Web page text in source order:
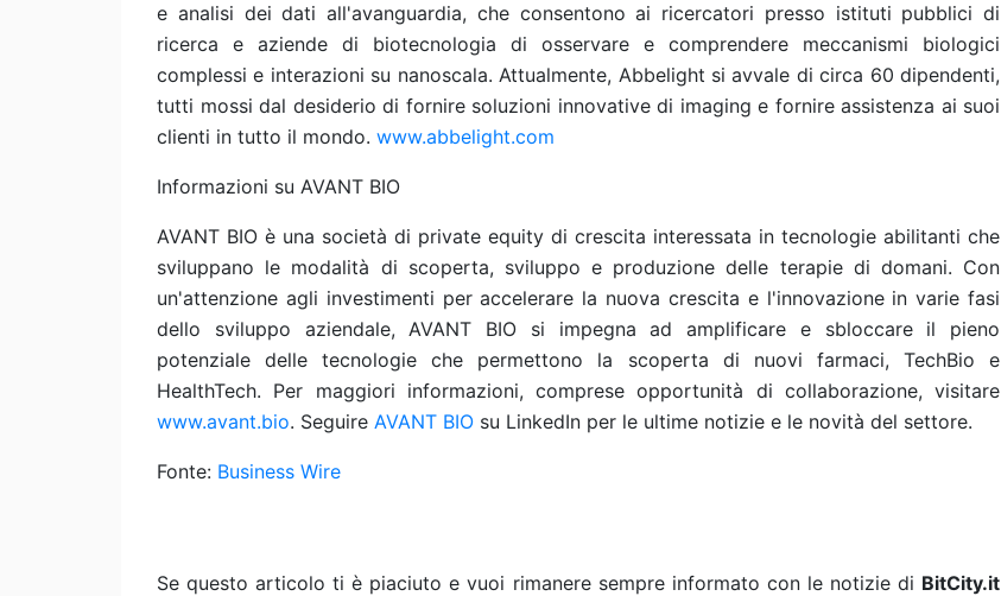
e analisi dei dati all'avanguardia, che consentono ai ricercatori presso istituti pubblici di
ricerca e aziende di biotecnologia di osservare e comprendere meccanismi biologici
complessi e interazioni su nanoscala. Attualmente, Abbelight si avvale di circa 60 dipendenti,
tutti mossi dal desiderio di fornire soluzioni innovative di imaging e fornire assistenza ai suoi
clienti in tutto il mondo. www.abbelight.com
Informazioni su AVANT BIO
AVANT BIO è una società di private equity di crescita interessata in tecnologie abilitanti che
sviluppano le modalità di scoperta, sviluppo e produzione delle terapie di domani. Con
un'attenzione agli investimenti per accelerare la nuova crescita e l'innovazione in varie fasi
dello sviluppo aziendale, AVANT BIO si impegna ad amplificare e sbloccare il pieno
potenziale delle tecnologie che permettono la scoperta di nuovi farmaci, TechBio e
HealthTech. Per maggiori informazioni, comprese opportunità di collaborazione, visitare
www.avant.bio. Seguire AVANT BIO su LinkedIn per le ultime notizie e le novità del settore.
Fonte: Business Wire
Se questo articolo ti è piaciuto e vuoi rimanere sempre informato con le notizie di BitCity.it